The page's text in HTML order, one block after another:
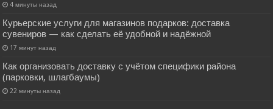
4 минуты назад
Курьерские услуги для магазинов подарков: доставка
сувениров — как сделать её удобной и надёжной
17 минут назад
Как организовать доставку с учётом специфики района
(парковки, шлагбаумы)
22 минуты назад